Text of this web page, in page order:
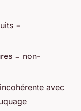
=
= non-
avec